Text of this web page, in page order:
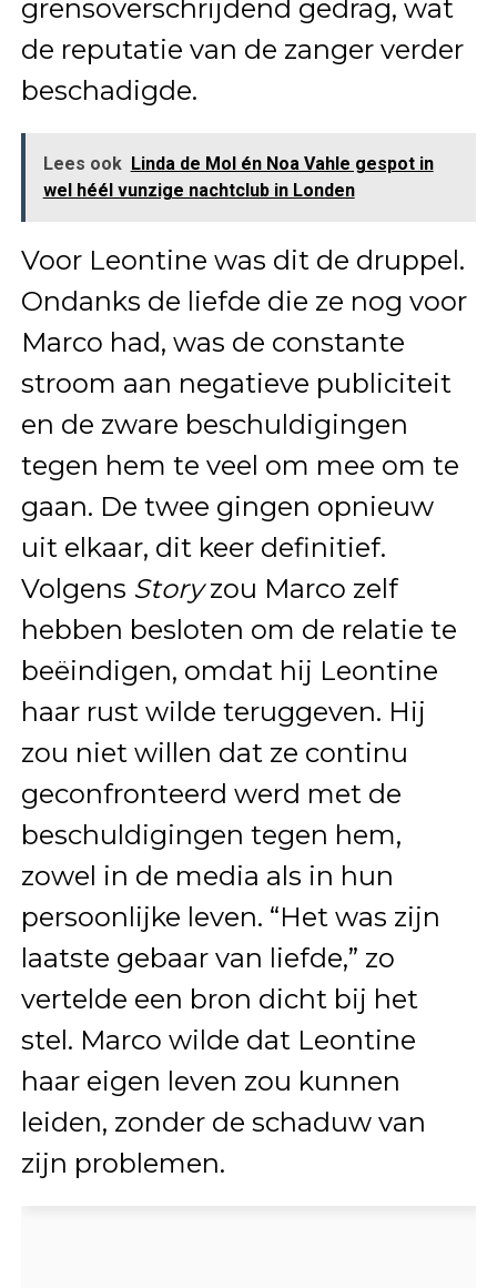
grensoverschrijdend gedrag, wat
de reputatie van de zanger verder
beschadigde.
Lees ook Linda de Mol én Noa Vahle gespot in
wel héél vunzige nachtclub in Londen
Voor Leontine was dit de druppel.
Ondanks de liefde die ze nog voor
Marco had, was de constante
stroom aan negatieve publiciteit
en de zware beschuldigingen
tegen hem te veel om mee om te
gaan. De twee gingen opnieuw
uit elkaar, dit keer definitief.
Volgens Storyzou Marco zelf
hebben besloten om de relatie te
beëindigen, omdat hij Leontine
haar rust wilde teruggeven. Hij
zou niet willen dat ze continu
geconfronteerd werd met de
beschuldigingen tegen hem,
zowel in de media als in hun
persoonlijke leven. “Het was zijn
laatste gebaar van liefde,” zo
vertelde een bron dicht bij het
stel. Marco wilde dat Leontine
haar eigen leven zou kunnen
leiden, zonder de schaduw van
zijn problemen.